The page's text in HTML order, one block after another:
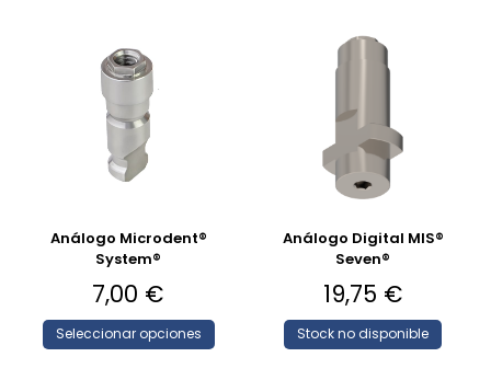
Análogo Microdent®
System®
7,00 €
Seleccionar opciones
Análogo Digital MIS®
Seven®
19,75 €
Stock no disponible